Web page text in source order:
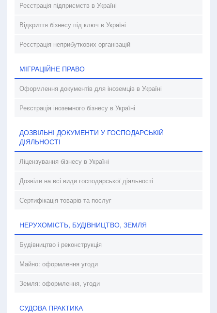
Реєстрація підприємств в Україні
Відкриття бізнесу під ключ в Україні
Реєстрація неприбуткових організацій
МІГРАЦІЙНЕ ПРАВО
Оформлення документів для іноземців в Україні
Реєстрація іноземного бізнесу в Україні
ДОЗВІЛЬНІ ДОКУМЕНТИ У ГОСПОДАРСЬКІЙ
ДІЯЛЬНОСТІ
Ліцензування бізнесу в Україні
Дозвіли на всі види господарської діяльності
Сертифікація товарів та послуг
НЕРУХОМІСТЬ, БУДІВНИЦТВО, ЗЕМЛЯ
Будівництво і реконструкція
Майно: оформлення угоди
Земля: оформлення, угоди
СУДОВА ПРАКТИКА